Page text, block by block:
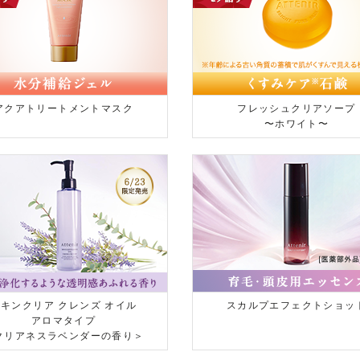
クアトリートメントマスク
フレッシュクリアソープ
〜ホワイト〜
ンクリア クレンズ オイル
アロマタイプ
リアネスラベンダーの香り＞
スカルプエフェクトショッ